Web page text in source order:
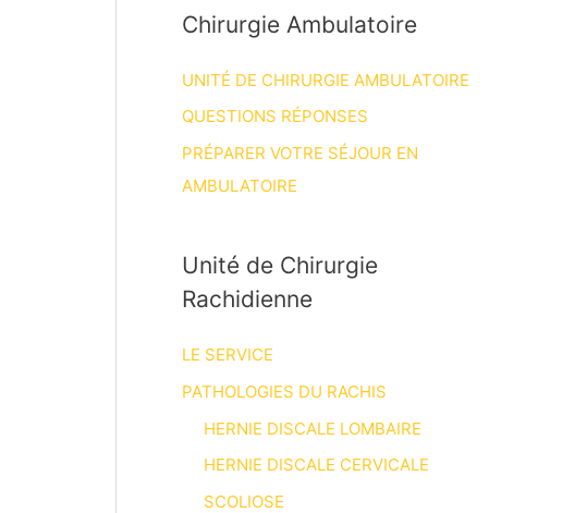
Chirurgie Ambulatoire
UNITÉ DE CHIRURGIE AMBULATOIRE
QUESTIONS RÉPONSES
PRÉPARER VOTRE SÉJOUR EN
AMBULATOIRE
Unité de Chirurgie
Rachidienne
LE SERVICE
PATHOLOGIES DU RACHIS
HERNIE DISCALE LOMBAIRE
HERNIE DISCALE CERVICALE
SCOLIOSE